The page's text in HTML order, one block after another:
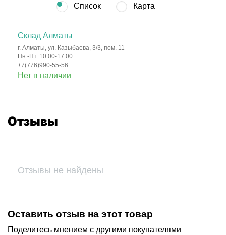
Список Карта
Склад Алматы
г. Алматы, ул. Казыбаева, 3/3, пом. 11
Пн.-Пт. 10:00-17:00
+7(776)990-55-56
Нет в наличии
Отзывы
Отзывы не найдены
Оставить отзыв на этот товар
Поделитесь мнением с другими покупателями